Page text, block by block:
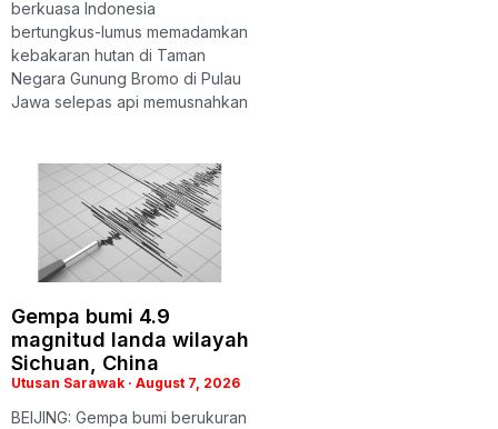
berkuasa Indonesia
bertungkus-lumus memadamkan
kebakaran hutan di Taman
Negara Gunung Bromo di Pulau
Jawa selepas api memusnahkan
Gempa bumi 4.9
magnitud landa wilayah
Sichuan, China
Utusan Sarawak August 7, 2026
BEIJING: Gempa bumi berukuran